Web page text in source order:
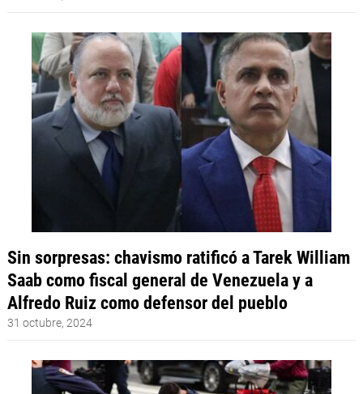
Sin sorpresas: chavismo ratificó a Tarek William
Saab como fiscal general de Venezuela y a
Alfredo Ruiz como defensor del pueblo
31 octubre, 2024